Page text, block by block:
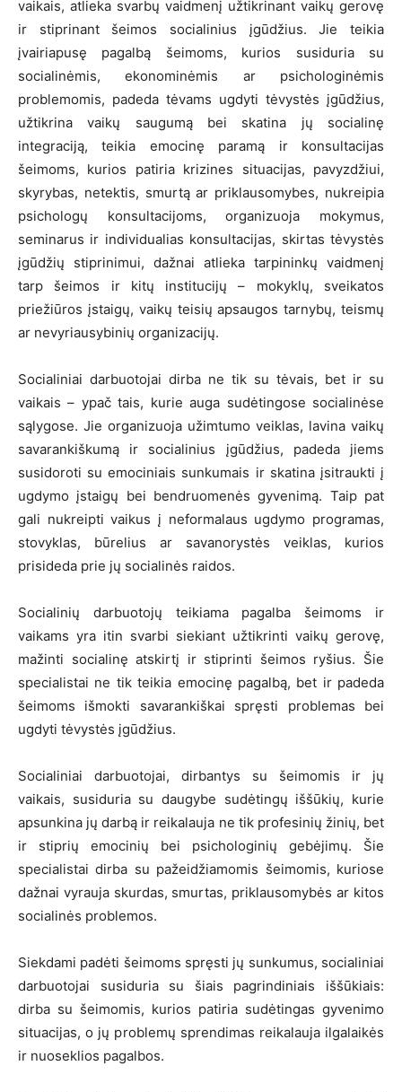
vaikais, atlieka svarbų vaidmenį užtikrinant vaikų gerovę
ir stiprinant šeimos socialinius įgūdžius. Jie teikia
įvairiapusę pagalbą šeimoms, kurios susiduria su
socialinėmis, ekonominėmis ar psichologinėmis
problemomis, padeda tėvams ugdyti tėvystės įgūdžius,
užtikrina vaikų saugumą bei skatina jų socialinę
integraciją, teikia emocinę paramą ir konsultacijas
šeimoms, kurios patiria krizines situacijas, pavyzdžiui,
skyrybas, netektis, smurtą ar priklausomybes, nukreipia
psichologų konsultacijoms, organizuoja mokymus,
seminarus ir individualias konsultacijas, skirtas tėvystės
įgūdžių stiprinimui, dažnai atlieka tarpininkų vaidmenį
tarp šeimos ir kitų institucijų – mokyklų, sveikatos
priežiūros įstaigų, vaikų teisių apsaugos tarnybų, teismų
ar nevyriausybinių organizacijų.
Socialiniai darbuotojai dirba ne tik su tėvais, bet ir su
vaikais – ypač tais, kurie auga sudėtingose socialinėse
sąlygose. Jie organizuoja užimtumo veiklas, lavina vaikų
savarankiškumą ir socialinius įgūdžius, padeda jiems
susidoroti su emociniais sunkumais ir skatina įsitraukti į
ugdymo įstaigų bei bendruomenės gyvenimą. Taip pat
gali nukreipti vaikus į neformalaus ugdymo programas,
stovyklas, būrelius ar savanorystės veiklas, kurios
prisideda prie jų socialinės raidos.
Socialinių darbuotojų teikiama pagalba šeimoms ir
vaikams yra itin svarbi siekiant užtikrinti vaikų gerovę,
mažinti socialinę atskirtį ir stiprinti šeimos ryšius. Šie
specialistai ne tik teikia emocinę pagalbą, bet ir padeda
šeimoms išmokti savarankiškai spręsti problemas bei
ugdyti tėvystės įgūdžius.
Socialiniai darbuotojai, dirbantys su šeimomis ir jų
vaikais, susiduria su daugybe sudėtingų iššūkių, kurie
apsunkina jų darbą ir reikalauja ne tik profesinių žinių, bet
ir stiprių emocinių bei psichologinių gebėjimų. Šie
specialistai dirba su pažeidžiamomis šeimomis, kuriose
dažnai vyrauja skurdas, smurtas, priklausomybės ar kitos
socialinės problemos.
Siekdami padėti šeimoms spręsti jų sunkumus, socialiniai
darbuotojai susiduria su šiais pagrindiniais iššūkiais:
dirba su šeimomis, kurios patiria sudėtingas gyvenimo
situacijas, o jų problemų sprendimas reikalauja ilgalaikės
ir nuoseklios pagalbos.